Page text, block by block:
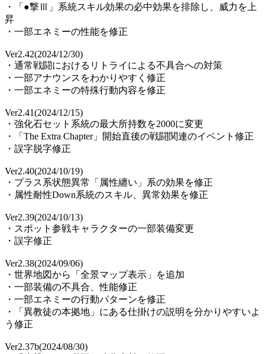
・「●撃Ⅲ」系統スキル効果の必中効果を排除し、威力を上
昇
・一部エネミーの性能を修正
Ver2.42(2024/12/30)
・通常戦闘におけるリトライによる不具合への対策
・一部アナウンスをわかりやすく修正
・一部エネミーの特殊行動内容を修正
Ver2.41(2024/12/15)
・強化石セット系統の最大所持数を2000に変更
・「The Extra Chapter」開始直後の戦闘関連のイベント修正
・誤字脱字修正
Ver2.40(2024/10/19)
・プラス系状態異常「属性纏い」系の効果を修正
・属性耐性Down系統のスキル、異常効果を修正
Ver2.39(2024/10/13)
・スポット参戦キャラクターの一部装備変更
・誤字修正
Ver2.38(2024/09/06)
・世界地図から「全景マップ表示」を追加
・一部装備の不具合、性能修正
・一部エネミーの行動パターンを修正
・「異教徒の本拠地」にある仕掛けの説明を分かりやすいよ
う修正
Ver2.37b(2024/08/30)